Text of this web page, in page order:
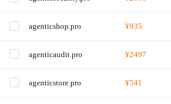
agenticshop.pro ¥935
agenticaudit.pro ¥2497
agenticstore.pro ¥541